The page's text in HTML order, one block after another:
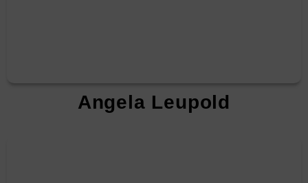
Angela Leupold